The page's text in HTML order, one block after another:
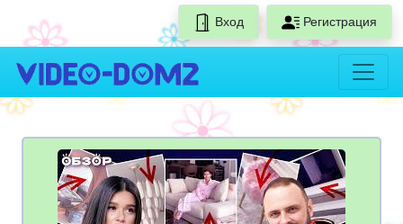
Вход Регистрация